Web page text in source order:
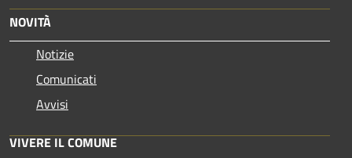
NOVITÀ
Notizie
Comunicati
Avvisi
VIVERE IL COMUNE